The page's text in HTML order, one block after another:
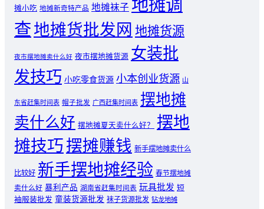
摊小吃 地摊新奇特产品 地摊袜子 地摊调
查地摊货批发网 地摊货源
夜市摆地摊卖什么好 夜市摆地摊货源 女装批
发技巧 小吃零食货源 小本创业货源 山
东省赶集时间表 帽子批发 广西赶集时间表 摆地摊
卖什么好 摆地摊夏天卖什么好？
摆地
摊技巧摆摊赚钱 新手摆地摊卖什么
比较好 新手摆地摊经验 春节摆地摊
卖什么好 暴利产品 湖南省赶集时间表 玩具批发 短
袖服装批发 童装货源批发 袜子货源批发 钻龙地摊